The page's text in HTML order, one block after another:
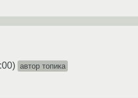
) автор топика